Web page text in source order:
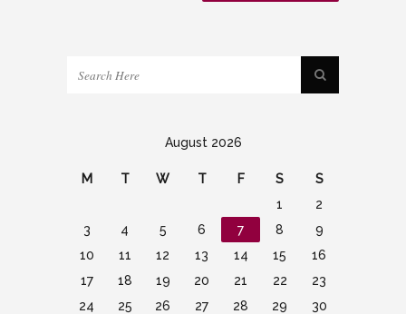
August 2026
M T W T F S
S
1
2
3
4 5 6 7 8
9
10
11 12 13 14 15
16
17
18 19 20 21 22
23
24
25 26 27 28 29
30